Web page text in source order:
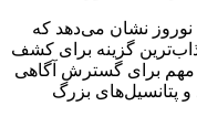
نوروز نشان می‌دهد که
گزینه برای کشف
مهم برای گسترش آگاهی
پتانسیل‌های بزرگ